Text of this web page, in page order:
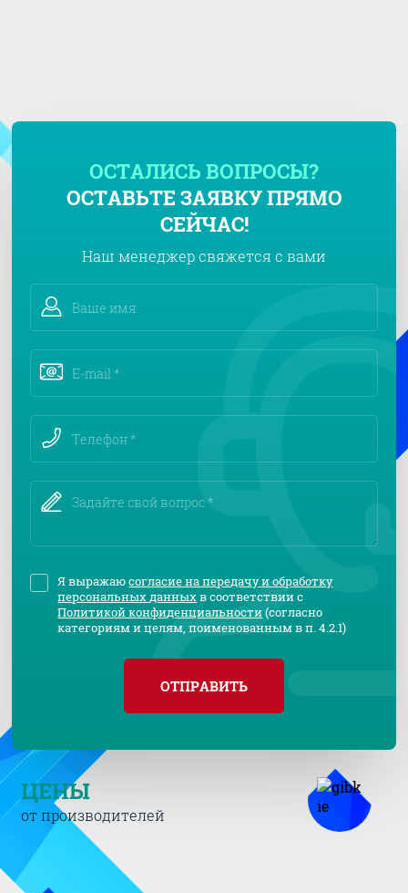
ОСТАЛИСЬ ВОПРОСЫ?
ОСТАВЬТЕ ЗАЯВКУ ПРЯМО
СЕЙЧАС!
Наш менеджер свяжется с вами
Я выражаюсогласие на передачу и обработку
персональных данныхв соответствии с
Политикой конфиденциальности(согласно
категориям и целям, поименованным в п. 4.2.1)
ОТПРАВИТЬ
ЦЕНЫ
от производителей